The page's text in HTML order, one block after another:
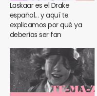
Laskaar es el Drake
español… y aquí te
explicamos por qué ya
deberías ser fan